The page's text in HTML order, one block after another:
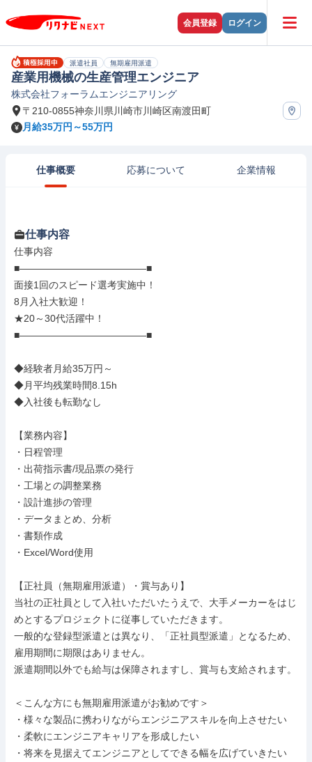
会員登録 ログイン
派遣社員 無期雇用派遣
産業用機械の生産管理エンジニア
株式会社フォーラムエンジニアリング
〒210-0855神奈川県川崎市川崎区南渡田町
月給35万円～55万円
仕事概要 応募について 企業情報
仕事内容
仕事内容
■―――――――――――――■
面接1回のスピード選考実施中！
8月入社大歓迎！
★20～30代活躍中！
■―――――――――――――■
◆経験者月給35万円～
◆月平均残業時間8.15h
◆入社後も転勤なし
【業務内容】
・日程管理
・出荷指示書/現品票の発行
・工場との調整業務
・設計進捗の管理
・データまとめ、分析
・書類作成
・Excel/Word使用
【正社員（無期雇用派遣）・賞与あり】
当社の正社員として入社いただいたうえで、大手メーカーをはじ
めとするプロジェクトに従事していただきます。
一般的な登録型派遣とは異なり、「正社員型派遣」となるため、
雇用期間に期限はありません。
派遣期間以外でも給与は保障されますし、賞与も支給されます。
＜こんな方にも無期雇用派遣がお勧めです＞
・様々な製品に携わりながらエンジニアスキルを向上させたい
・柔軟にエンジニアキャリアを形成したい
・将来を見据えてエンジニアとしてできる幅を広げていきたい